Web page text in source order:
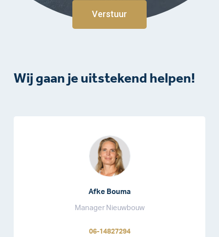
Verstuur
Wij gaan je uitstekend helpen!
Afke Bouma
Manager Nieuwbouw
06-14827294